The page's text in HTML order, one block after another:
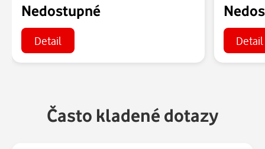
Nedostupné
Detail Detail
Často kladené dotazy